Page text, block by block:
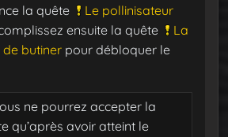
la quête
Le pollinisateur
ensuite la quête
La
butiner pour débloquer le
ne pourrez accepter la
qu’après avoir atteint le